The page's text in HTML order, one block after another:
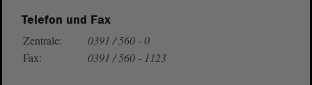
Telefon und Fax
Zentrale:
0391 / 560 - 0
Fax:
0391 / 560 - 1123